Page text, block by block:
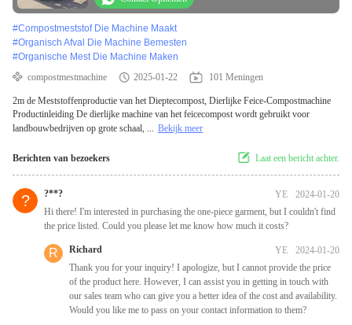
#Compostmeststof Die Machine Maakt
#Organisch Afval Die Machine Bemesten
#Organische Mest Die Machine Maken
compostmestmachine
2025-01-22 101 Meningen
2m de Meststoffenproductie van het Dieptecompost, Dierlijke Feice-Compostmachine
Productinleiding De dierlijke machine van het feicecompost wordt gebruikt voor
landbouwbedrijven op grote schaal, ... Bekijk meer
Berichten van bezoekers Laat een bericht achter.
? ?**? YE
2024-01-20
Hi there! I'm interested in purchasing the one-piece garment, but I couldn't find
the price listed. Could you please let me know how much it costs?
R Richard YE
2024-01-20
Thank you for your inquiry! I apologize, but I cannot provide the price
of the product here. However, I can assist you in getting in touch with
our sales team who can give you a better idea of the cost and availability.
Would you like me to pass on your contact information to them?